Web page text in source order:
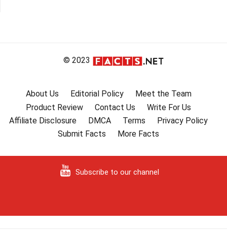
© 2023
About Us Editorial Policy
Meet the Team
Product Review
Contact Us
Write For Us
Affiliate Disclosure
DMCA Terms
Privacy Policy
Submit Facts
More Facts
Subscribe to our channel